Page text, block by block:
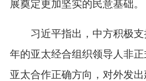
展奠定更加坚实的民意基础。
习近平指出，中方积极
年的亚太经合组织领导人非
亚太合作正确方向，对外发